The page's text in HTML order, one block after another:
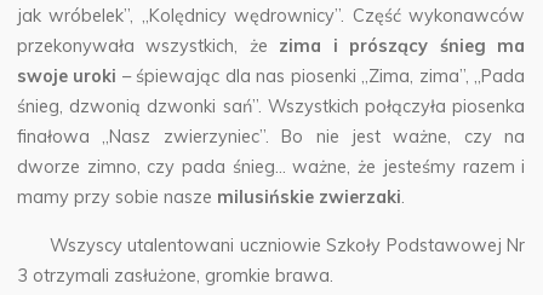
jak wróbelek”, „Kolędnicy wędrownicy”. Część wykonawców
przekonywała wszystkich, że zima i prószący śnieg ma
swoje uroki – śpiewając dla nas piosenki „Zima, zima”, „Pada
śnieg, dzwonią dzwonki sań”. Wszystkich połączyła piosenka
finałowa „Nasz zwierzyniec”. Bo nie jest ważne, czy na
dworze zimno, czy pada śnieg… ważne, że jesteśmy razem i
mamy przy sobie nasze milusińskie zwierzaki.
Wszyscy utalentowani uczniowie Szkoły Podstawowej Nr
3 otrzymali zasłużone, gromkie brawa.